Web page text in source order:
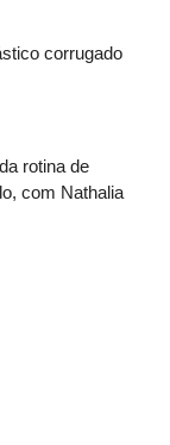
corrugado
rotina de
com Nathalia